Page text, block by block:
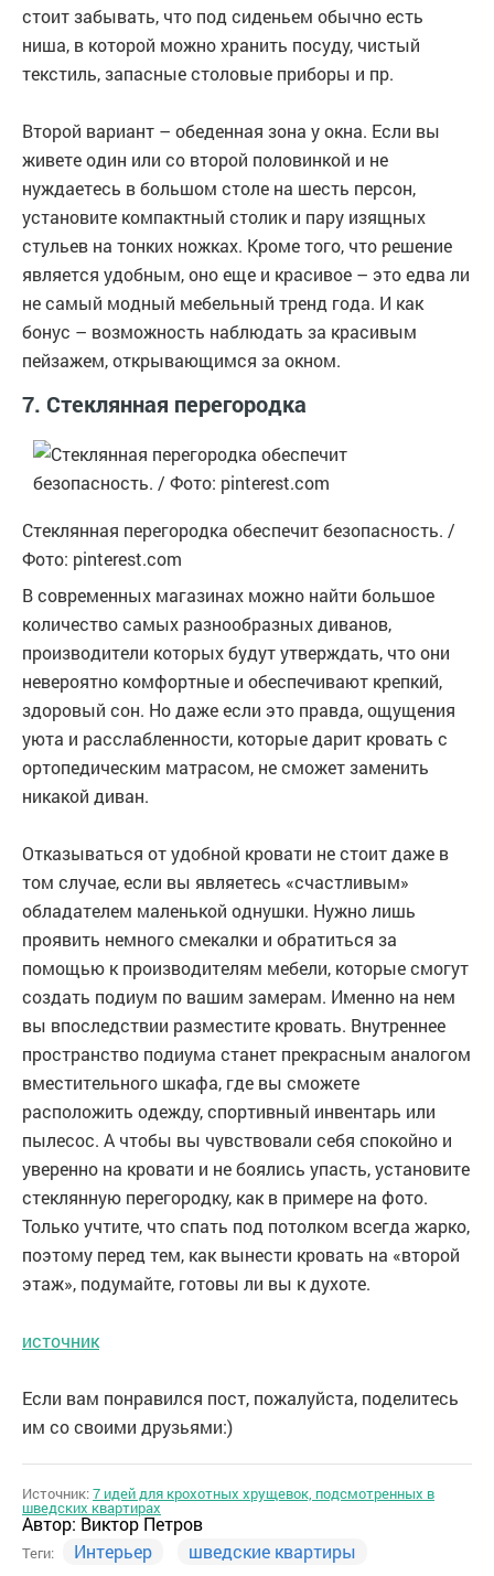
стоит забывать, что под сиденьем обычно есть
ниша, в которой можно хранить посуду, чистый
текстиль, запасные столовые приборы и пр.
Второй вариант – обеденная зона у окна. Если вы
живете один или со второй половинкой и не
нуждаетесь в большом столе на шесть персон,
установите компактный столик и пару изящных
стульев на тонких ножках. Кроме того, что решение
является удобным, оно еще и красивое – это едва ли
не самый модный мебельный тренд года. И как
бонус – возможность наблюдать за красивым
пейзажем, открывающимся за окном.
7. Стеклянная перегородка
Стеклянная перегородка обеспечит безопасность. /
Фото: pinterest.com
В современных магазинах можно найти большое
количество самых разнообразных диванов,
производители которых будут утверждать, что они
невероятно комфортные и обеспечивают крепкий,
здоровый сон. Но даже если это правда, ощущения
уюта и расслабленности, которые дарит кровать с
ортопедическим матрасом, не сможет заменить
никакой диван.
Отказываться от удобной кровати не стоит даже в
том случае, если вы являетесь «счастливым»
обладателем маленькой однушки. Нужно лишь
проявить немного смекалки и обратиться за
помощью к производителям мебели, которые смогут
создать подиум по вашим замерам. Именно на нем
вы впоследствии разместите кровать. Внутреннее
пространство подиума станет прекрасным аналогом
вместительного шкафа, где вы сможете
расположить одежду, спортивный инвентарь или
пылесос. А чтобы вы чувствовали себя спокойно и
уверенно на кровати и не боялись упасть, установите
стеклянную перегородку, как в примере на фото.
Только учтите, что спать под потолком всегда жарко,
поэтому перед тем, как вынести кровать на «второй
этаж», подумайте, готовы ли вы к духоте.
источник
Если вам понравился пост, пожалуйста, поделитесь
им со своими друзьями:)
Источник:7 идей для крохотных хрущевок, подсмотренных в
шведских квартирах
Автор: Виктор Петров
Теги: Интерьер шведские квартиры